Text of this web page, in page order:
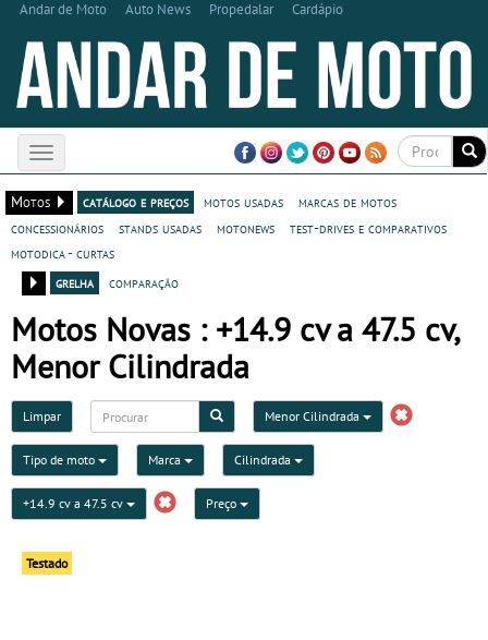
Andar de Moto Auto News Propedalar Cardápio
Toggle
navigation
Motos
catálogo e preços motos usadas
marcas de motos
concessionários
stands usadas motonews
test-drives e comparativos
motodica - curtas
grelha
comparação
Motos Novas : +14.9 cv a 47.5 cv,
Menor Cilindrada
Limpar Menor Cilindrada
Tipo de moto Marca Cilindrada
+14.9 cv a 47.5 cv Preço
Testado